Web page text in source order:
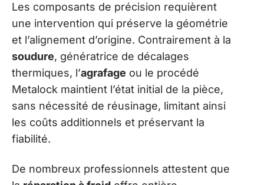
Les composants de précision requièrent
une intervention qui préserve la géométrie
et l’alignement d’origine. Contrairement à la
soudure, génératrice de décalages
thermiques, l’agrafage ou le procédé
Metalock maintient l’état initial de la pièce,
sans nécessité de réusinage, limitant ainsi
les coûts additionnels et préservant la
fiabilité.
De nombreux professionnels attestent que